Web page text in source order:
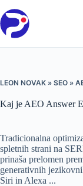
na
vsebino
LEON NOVAK » SEO »
Kaj je AEO Answer
Tradicionalna
spletnih strani na
prinaša prelomen
generativnih
Siri in Alexa ...